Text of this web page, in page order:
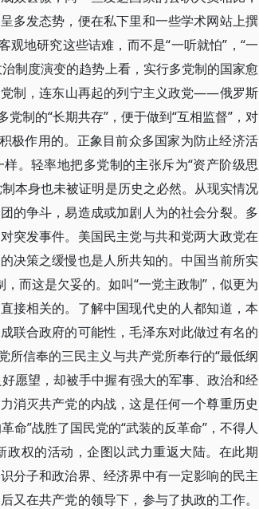
多发态势，便在私下里和一些学术网站上撰
地研究这些诘难，而不是“一听就怕”，“一
制度演变的趋势上看，实行多党制的国家愈
制，连东山再起的列宁主义政党――俄罗斯
制的“长期共存”，便于做到“互相监督”，对
极作用的。正象目前众多国家为防止经济活
。轻率地把多党制的主张斥为“资产阶级思
本身也未被证明是历史之必然。从现实情况
的争斗，易造成或加剧人为的社会分裂。多
突发事件。美国民主党与共和党两大政党在
决策之缓慢也是人所共知的。中国当前所实
而这是欠妥的。如叫“一党主政制”，似更为
接相关的。了解中国现代史的人都知道，本
联合政府的可能性，毛泽东对此做过有名的
信奉的三民主义与共产党所奉行的“最低纲
愿望，却被手中握有强大的军事、政治和经
消灭共产党的内战，这是任何一个尊重历史
命”战胜了国民党的“武装的反革命”，不得人
权的活动，企图以武力重返大陆。在此期
分子和政治界、经济界中有一定影响的民主
在共产党的领导下，参与了执政的工作。